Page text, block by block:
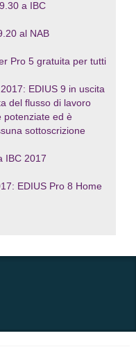
a IBC
al NAB
Pro 5 gratuita per tutti
EDIUS 9 in uscita
del flusso di lavoro
potenziate ed è
sottoscrizione
IBC 2017
EDIUS Pro 8 Home